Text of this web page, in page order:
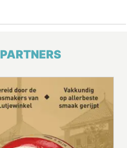
PARTNERS